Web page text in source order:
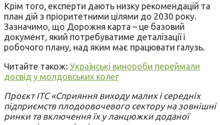
Крім того, експерти дають низку рекомендацій та
план дій з пріоритетними цілями до 2030 року.
Зазначимо, що Дорожня карта – це базовий
документ, який потребуватиме деталізації і
робочого плану, над яким має працювати галузь.
Читайте також: Українські винороби переймали
досвід у молдовських колег
Проєкт ІТС «Сприяння виходу малих і середніх
підприємств плодоовочевого сектору на зовнішні
ринки та включення їх у ланцюжки доданої